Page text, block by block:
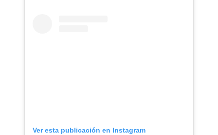
Ver esta publicación en Instagram